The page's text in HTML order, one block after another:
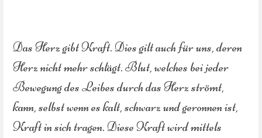
Das Herz gibt Kraft. Dies gilt auch für uns, deren
Herz nicht mehr schlägt. Blut, welches bei jeder
Bewegung des Leibes durch das Herz strömt,
kann, selbst wenn es kalt, schwarz und geronnen ist,
Kraft in sich tragen. Diese Kraft wird mittels